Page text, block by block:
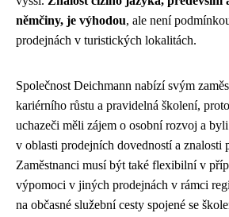
němčiny, je výhodou, ale není
prodejnách v turistických lokalitách.
Společnost Deichmann nabízí svým
kariérního růstu a pravidelná školení,
uchazeči měli zájem o osobní rozvoj a
v oblasti prodejních dovedností a znalosti
Zaměstnanci musí být také flexibilní v
výpomoci v jiných prodejnách v rámci
na občasné služební cesty spojené se